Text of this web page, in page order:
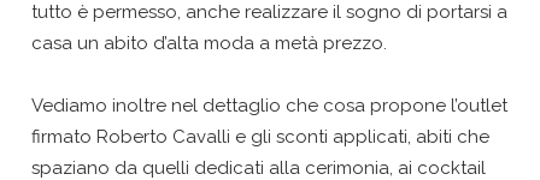
tutto è permesso, anche realizzare il sogno di portarsi a
casa un abito d’alta moda a metà prezzo.
Vediamo inoltre nel dettaglio che cosa propone l’outlet
firmato Roberto Cavalli e gli sconti applicati, abiti che
spaziano da quelli dedicati alla cerimonia, ai cocktail